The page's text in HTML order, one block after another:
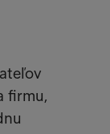
firmu,